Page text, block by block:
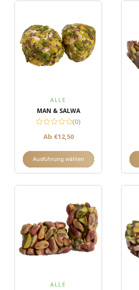
ALLE
MAN & SALWA
(0)
Ab €12,50
Ausführung wählen
ALLE